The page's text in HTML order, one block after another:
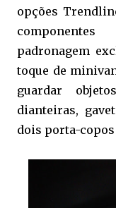
opções
padronagem
toque de
guardar
dianteiras,
dois porta-